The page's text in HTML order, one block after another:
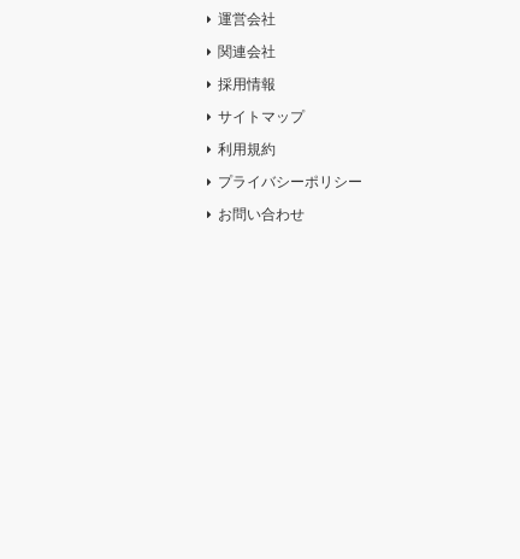
運営会社
関連会社
採用情報
サイトマップ
利用規約
プライバシーポリシー
お問い合わせ